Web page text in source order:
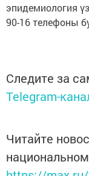
эпидемиология
90-16 телефоны
Следите за
Telegram-
Читайте